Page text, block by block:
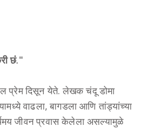
छं."
प्रेम दिसून येते. लेखक चंदू डोमा
वाढला, बागडला आणि तांड्यांच्या
जीवन प्रवास केलेला असल्यामुळे